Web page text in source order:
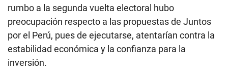
rumbo a la segunda vuelta electoral hubo
preocupación respecto a las propuestas de Juntos
por el Perú, pues de ejecutarse, atentarían contra la
estabilidad económica y la confianza para la
inversión.